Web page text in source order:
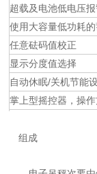
超载及电池低电压
使用大容量低功耗
任意砝码值校正
显示分度值选择
自动休眠/关机节能
掌上型摇控器，操
组成